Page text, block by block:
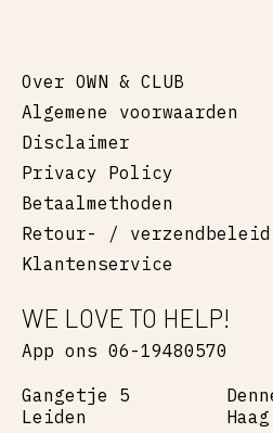
Over OWN & CLUB
Algemene voorwaarden
Disclaimer
Privacy Policy
Betaalmethoden
Retour- / verzendbeleid
Klantenservice
WE LOVE TO HELP!
App ons 06-19480570
Gangetje 5
Leiden
Haag